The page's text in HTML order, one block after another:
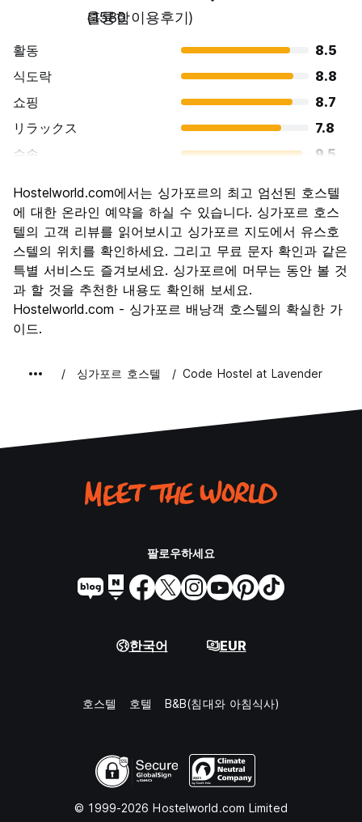
훌륭함
(1580 이용후기)
활동
8.5
식도락
8.8
쇼핑
8.7
リラックス
7.8
수송
9.5
문화
8.1
나이트 라이프
7.9
가격 대비 만족도
6.9
Hostelworld.com에서는 싱가포르의 최고 엄선된 호스텔
에 대한 온라인 예약을 하실 수 있습니다. 싱가포르 호스
텔의 고객 리뷰를 읽어보시고 싱가포르 지도에서 유스호
스텔의 위치를 확인하세요. 그리고 무료 문자 확인과 같은
특별 서비스도 즐겨보세요. 싱가포르에 머무는 동안 볼 것
과 할 것을 추천한 내용도 확인해 보세요.
Hostelworld.com - 싱가포르 배낭객 호스텔의 확실한 가
이드.
싱가포르 호스텔 Code Hostel at Lavender
팔로우하세요
한국어 EUR
호스텔 호텔 B&B(침대와 아침식사)
© 1999-2026 Hostelworld.com Limited